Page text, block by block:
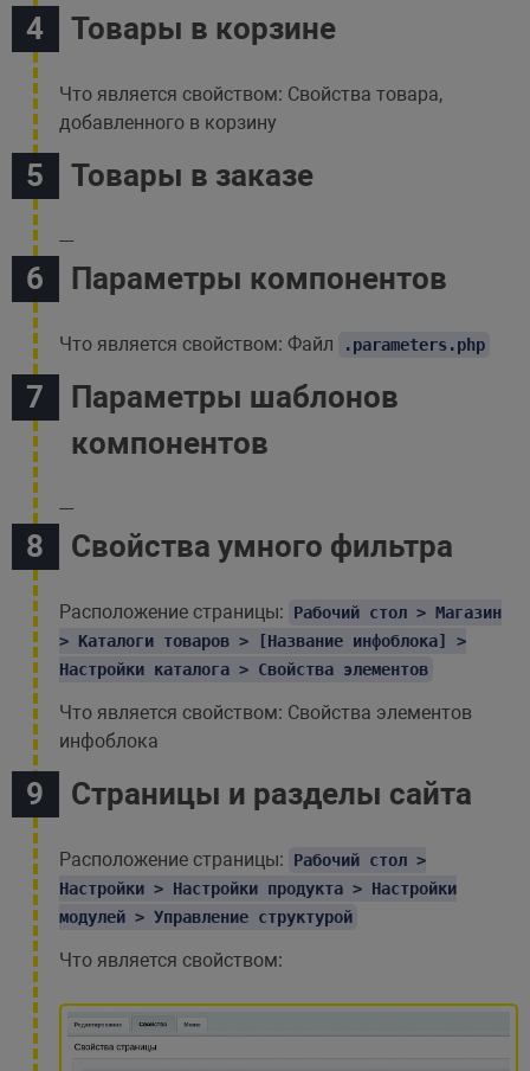
Товары в корзине
Что является свойством: Свойства товара,
добавленного в корзину
Товары в заказе
---
Параметры компонентов
Что является свойством: Файл .parameters.php
Параметры шаблонов
компонентов
---
Свойства умного фильтра
Расположение страницы:
Рабочий стол > Магазин
> Каталоги товаров > [Название инфоблока] >
Настройки каталога > Свойства элементов
Что является свойством: Свойства элементов
инфоблока
Страницы и разделы сайта
Расположение страницы:
Рабочий стол >
Настройки > Настройки продукта > Настройки
модулей > Управление структурой
Что является свойством: